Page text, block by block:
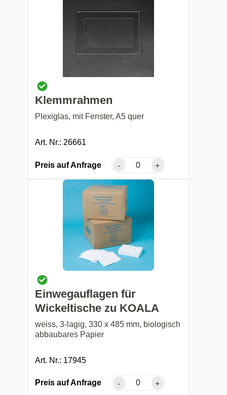
Klemmrahmen
Plexiglas, mit Fenster, A5 quer
Art. Nr.: 26661
Preis auf Anfrage - +
Einwegauflagen für
Wickeltische zu KOALA
weiss, 3-lagig, 330 x 485 mm, biologisch
abbaubares Papier
Art. Nr.: 17945
Preis auf Anfrage - +